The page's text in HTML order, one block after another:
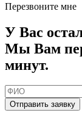
Перезвоните мне
У Вас
Мы Вам
минут.
Отправить заявку